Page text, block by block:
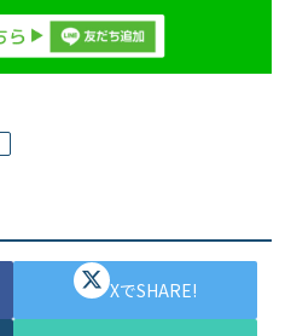
XでSHARE!